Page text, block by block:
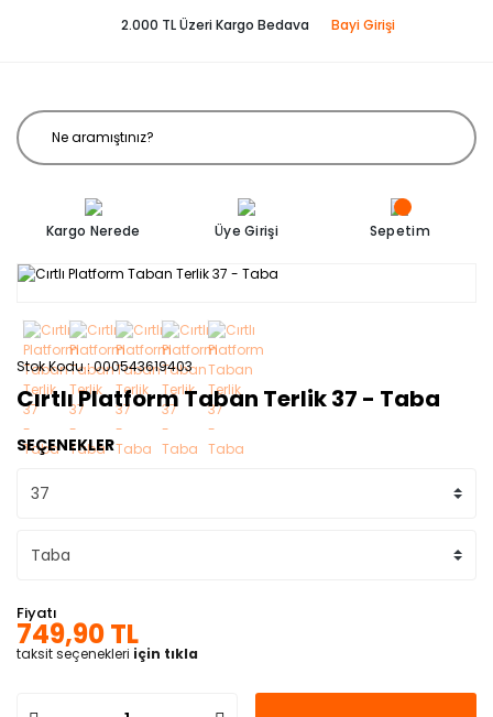
2.000 TL Üzeri Kargo Bedava Bayi Girişi
Kargo Nerede Üye Girişi Sepetim
Stok Kodu 000543619403
Cırtlı Platform Taban Terlik 37 - Taba
SEÇENEKLER
Fiyatı
749,90 TL
taksit seçenekleri için tıkla